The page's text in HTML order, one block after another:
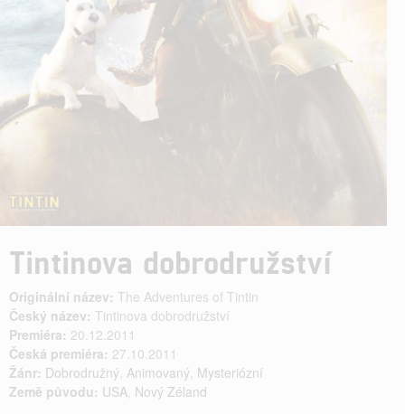
Tintinova dobrodružství
Originální název: The Adventures of Tintin
Český název: Tintinova dobrodružství
Premiéra: 20.12.2011
Česká premiéra: 27.10.2011
Žánr: Dobrodružný, Animovaný, Mysteriózní
Země původu: USA, Nový Zéland